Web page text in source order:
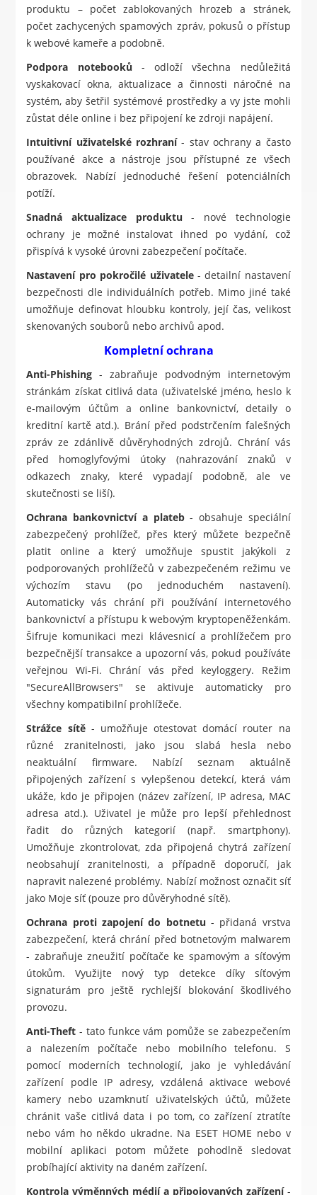
produktu – počet zablokovaných hrozeb a stránek,
počet zachycených spamových zpráv, pokusů o přístup
k webové kameře a podobně.
Podpora notebooků - odloží všechna nedůležitá
vyskakovací okna, aktualizace a činnosti náročné na
systém, aby šetřil systémové prostředky a vy jste mohli
zůstat déle online i bez připojení ke zdroji napájení.
Intuitivní uživatelské rozhraní- stav ochrany a často
používané akce a nástroje jsou přístupné ze všech
obrazovek. Nabízí jednoduché řešení potenciálních
potíží.
Snadná aktualizace produktu - nové technologie
ochrany je možné instalovat ihned po vydání, což
přispívá k vysoké úrovni zabezpečení počítače.
Nastavení pro pokročilé uživatele- detailní nastavení
bezpečnosti dle individuálních potřeb. Mimo jiné také
umožňuje definovat hloubku kontroly, její čas, velikost
skenovaných souborů nebo archivů apod.
Kompletní ochrana
Anti-Phishing - zabraňuje podvodným internetovým
stránkám získat citlivá data (uživatelské jméno, heslo k
e-mailovým účtům a online bankovnictví, detaily o
kreditní kartě atd.). Brání před podstrčením falešných
zpráv ze zdánlivě důvěryhodných zdrojů. Chrání vás
před homoglyfovými útoky (nahrazování znaků v
odkazech znaky, které vypadají podobně, ale ve
skutečnosti se liší).
Ochrana bankovnictví a plateb- obsahuje speciální
zabezpečený prohlížeč, přes který můžete bezpečně
platit online a který umožňuje spustit jakýkoli z
podporovaných prohlížečů v zabezpečeném režimu ve
výchozím stavu (po jednoduchém nastavení).
Automaticky vás chrání při používání internetového
bankovnictví a přístupu k webovým kryptopeněženkám.
Šifruje komunikaci mezi klávesnicí a prohlížečem pro
bezpečnější transakce a upozorní vás, pokud používáte
veřejnou Wi-Fi. Chrání vás před keyloggery. Režim
"SecureAllBrowsers" se aktivuje automaticky pro
všechny kompatibilní prohlížeče.
Strážce sítě- umožňuje otestovat domácí router na
různé zranitelnosti, jako jsou slabá hesla nebo
neaktuální firmware. Nabízí seznam aktuálně
připojených zařízení s vylepšenou detekcí, která vám
ukáže, kdo je připojen (název zařízení, IP adresa, MAC
adresa atd.). Uživatel je může pro lepší přehlednost
řadit do různých kategorií (např. smartphony).
Umožňuje zkontrolovat, zda připojená chytrá zařízení
neobsahují zranitelnosti, a případně doporučí, jak
napravit nalezené problémy. Nabízí možnost označit síť
jako Moje síť (pouze pro důvěryhodné sítě).
Ochrana proti zapojení do botnetu - přidaná vrstva
zabezpečení, která chrání před botnetovým malwarem
- zabraňuje zneužití počítače ke spamovým a síťovým
útokům. Využijte nový typ detekce díky síťovým
signaturám pro ještě rychlejší blokování škodlivého
provozu.
Anti-Theft - tato funkce vám pomůže se zabezpečením
a nalezením počítače nebo mobilního telefonu. S
pomocí moderních technologií, jako je vyhledávání
zařízení podle IP adresy, vzdálená aktivace webové
kamery nebo uzamknutí uživatelských účtů, můžete
chránit vaše citlivá data i po tom, co zařízení ztratíte
nebo vám ho někdo ukradne. Na ESET HOME nebo v
mobilní aplikaci potom můžete pohodlně sledovat
probíhající aktivity na daném zařízení.
Kontrola výměnných médií a připojovaných zařízení-